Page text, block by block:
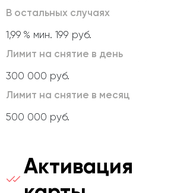
В остальных случаях
1,99 % мин. 199 руб.
Лимит на снятие в день
300 000 руб.
Лимит на снятие в месяц
500 000 руб.
Активация